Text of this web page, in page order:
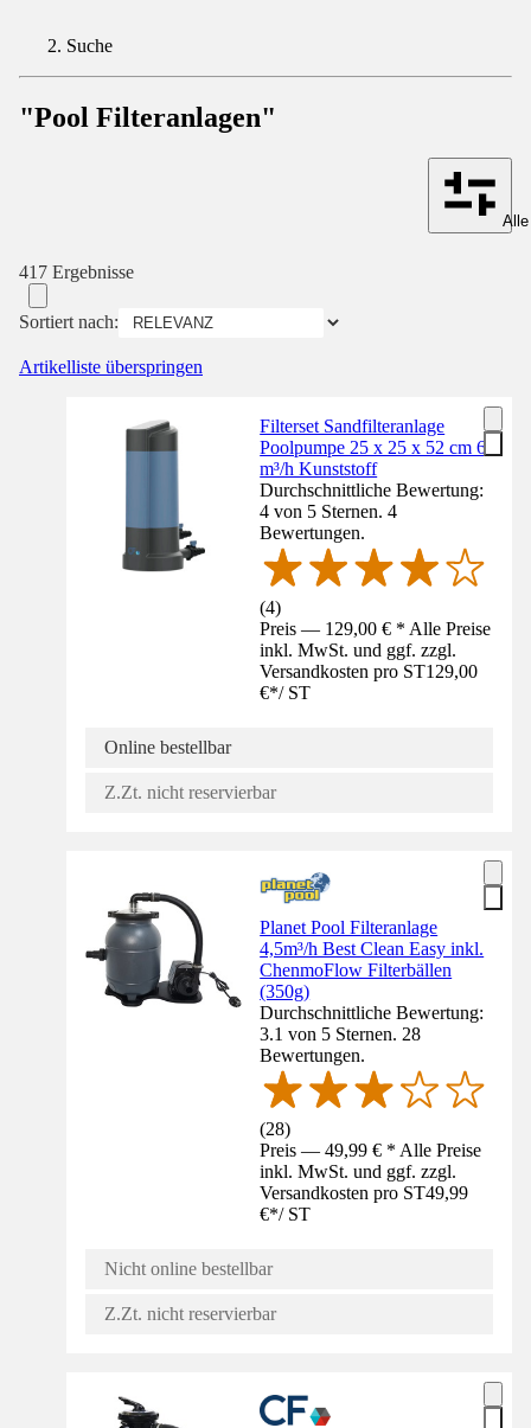
Suche
"Pool Filteranlagen"
417 Ergebnisse
Sortiert nach:
Artikelliste überspringen
Filterset Sandfilteranlage
Poolpumpe 25 x 25 x 52 cm 6
m³/h Kunststoff
Durchschnittliche Bewertung:
4 von 5 Sternen. 4
Bewertungen.
(4)
Preis — 129,00 € * Alle Preise
inkl. MwSt. und ggf. zzgl.
Versandkosten pro ST129,00
€*/ ST
Online bestellbar
Z.Zt. nicht reservierbar
Planet Pool Filteranlage
4,5m³/h Best Clean Easy inkl.
ChenmoFlow Filterbällen
(350g)
Durchschnittliche Bewertung:
3.1 von 5 Sternen. 28
Bewertungen.
(28)
Preis — 49,99 € * Alle Preise
inkl. MwSt. und ggf. zzgl.
Versandkosten pro ST49,99
€*/ ST
Nicht online bestellbar
Z.Zt. nicht reservierbar